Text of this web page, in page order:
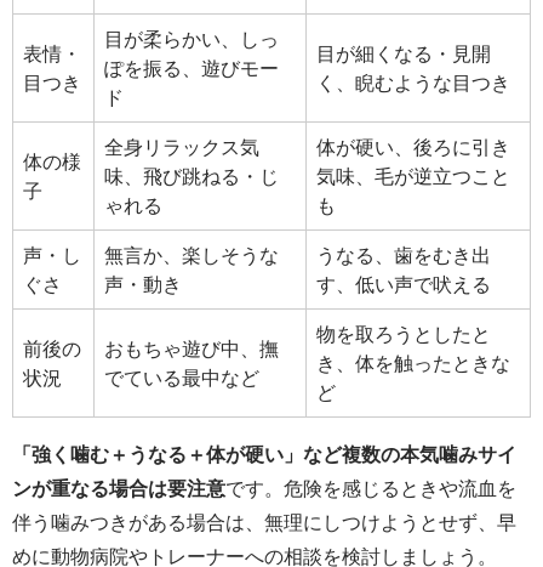
表情・
目つき
目が柔らかい、しっ
ぽを振る、遊びモー
ド
目が細くなる・見開
く、睨むような目つき
体の様
子
全身リラックス気
味、飛び跳ねる・じ
ゃれる
体が硬い、後ろに引き
気味、毛が逆立つこと
も
声・し
ぐさ
無言か、楽しそうな
声・動き
うなる、歯をむき出
す、低い声で吠える
前後の
状況
おもちゃ遊び中、撫
でている最中など
物を取ろうとしたと
き、体を触ったときな
ど
「強く噛む＋うなる＋体が硬い」など複数の本気噛みサイ
ンが重なる場合は要注意です。危険を感じるときや流血を
伴う噛みつきがある場合は、無理にしつけようとせず、早
めに動物病院やトレーナーへの相談を検討しましょう。